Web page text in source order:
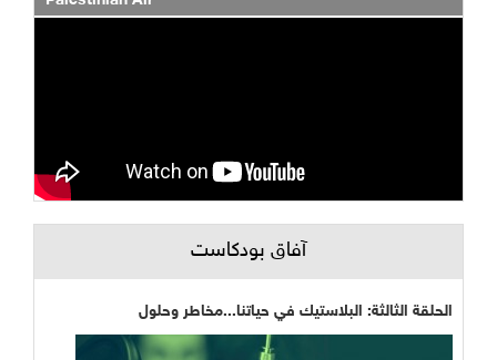
آفاق بودكاست
الحلقة الثالثة: البلاستيك في حياتنا...مخاطر وحلول